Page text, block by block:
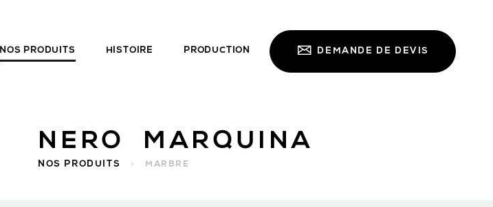
NOS PRODUITS HISTOIRE PRODUCTION DEMANDE DE DEVIS
NERO MARQUINA
NOS PRODUITS > MARBRE